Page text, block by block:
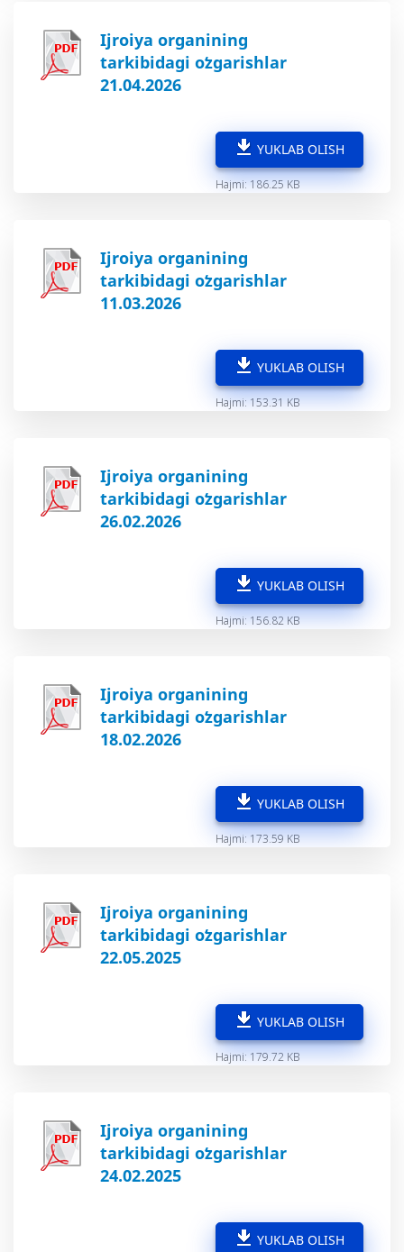
Ijroiya organining
tarkibidagi oʻzgarishlar
21.04.2026
YUKLAB OLISH
Hajmi: 186.25 KB
Ijroiya organining
tarkibidagi oʻzgarishlar
11.03.2026
YUKLAB OLISH
Hajmi: 153.31 KB
Ijroiya organining
tarkibidagi oʻzgarishlar
26.02.2026
YUKLAB OLISH
Hajmi: 156.82 KB
Ijroiya organining
tarkibidagi oʻzgarishlar
18.02.2026
YUKLAB OLISH
Hajmi: 173.59 KB
Ijroiya organining
tarkibidagi oʻzgarishlar
22.05.2025
YUKLAB OLISH
Hajmi: 179.72 KB
Ijroiya organining
tarkibidagi oʻzgarishlar
24.02.2025
YUKLAB OLISH